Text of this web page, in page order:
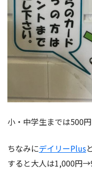
小・中学生までは500円
ちなみにデイリーPlus
すると大人は1,000円